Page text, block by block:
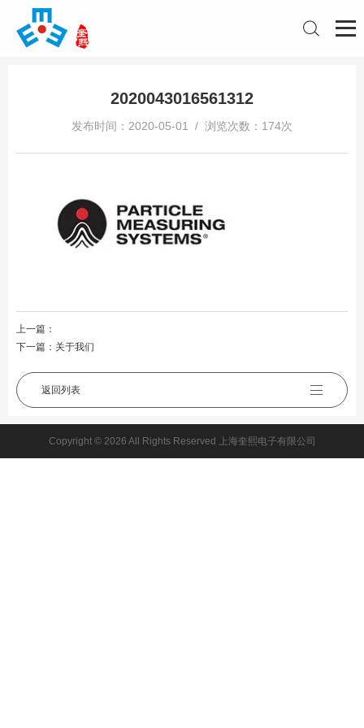
2020043016561312
发布时间：2020-05-01 / 浏览次数：174次
上一篇：
下一篇： 关于我们
返回列表
Copyright © 2026 All Rights Reserved 上海奎熙电子有限公司